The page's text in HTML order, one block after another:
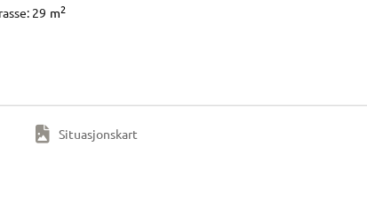
29 m2
Situasjonskart